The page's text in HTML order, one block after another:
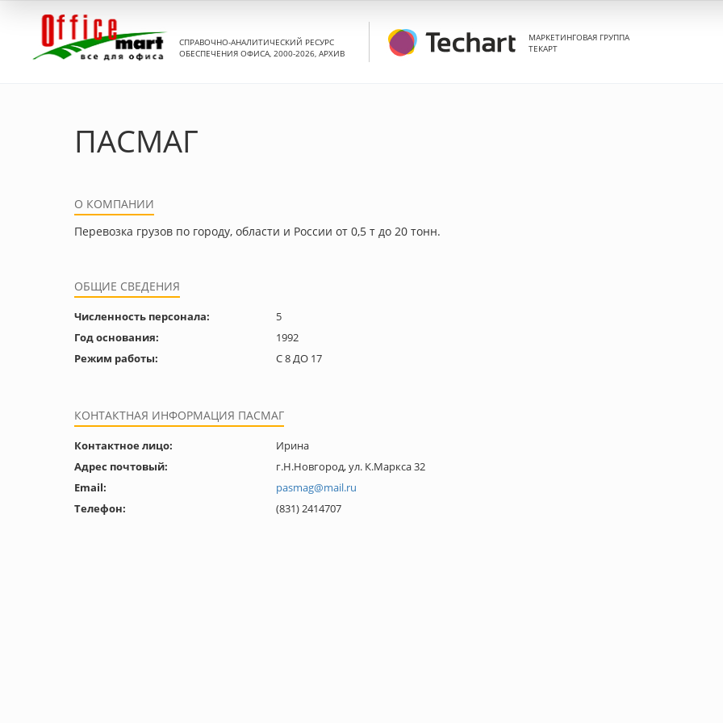
СПРАВОЧНО-АНАЛИТИЧЕСКИЙ РЕСУРС
ОБЕСПЕЧЕНИЯ ОФИСА, 2000-2026, АРХИВ
МАРКЕТИНГОВАЯ ГРУППА
ТЕКАРТ
ПАСМАГ
О КОМПАНИИ
Перевозка грузов по городу, области и России от 0,5 т до 20 тонн.
ОБЩИЕ СВЕДЕНИЯ
Численность персонала:
5
Год основания:
1992
Режим работы:
С 8 ДО 17
КОНТАКТНАЯ ИНФОРМАЦИЯ ПАСМАГ
Контактное лицо:
Ирина
Адрес почтовый:
г.Н.Новгород, ул. К.Маркса 32
Email:
pasmag@mail.ru
Телефон:
(831) 2414707